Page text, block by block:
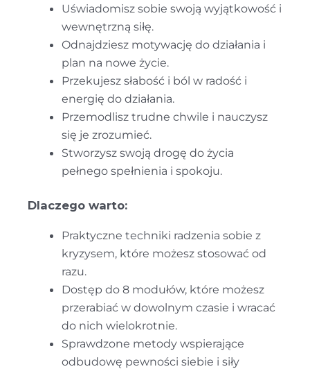
Uświadomisz sobie swoją wyjątkowość i
wewnętrzną siłę.
Odnajdziesz motywację do działania i
plan na nowe życie.
Przekujesz słabość i ból w radość i
energię do działania.
Przemodlisz trudne chwile i nauczysz
się je zrozumieć.
Stworzysz swoją drogę do życia
pełnego spełnienia i spokoju.
Dlaczego warto:
Praktyczne techniki radzenia sobie z
kryzysem, które możesz stosować od
razu.
Dostęp do 8 modułów, które możesz
przerabiać w dowolnym czasie i wracać
do nich wielokrotnie.
Sprawdzone metody wspierające
odbudowę pewności siebie i siły